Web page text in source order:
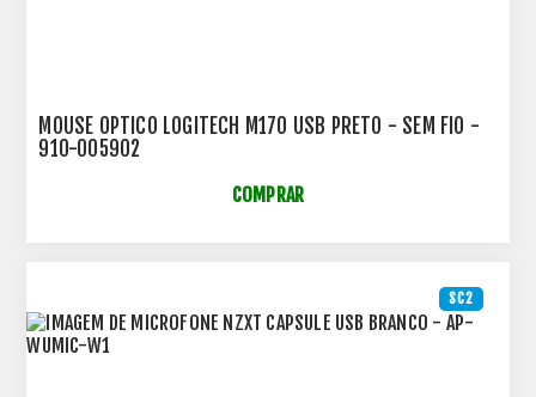
MOUSE OPTICO LOGITECH M170 USB PRETO - SEM FIO -
910-005902
COMPRAR
SC2